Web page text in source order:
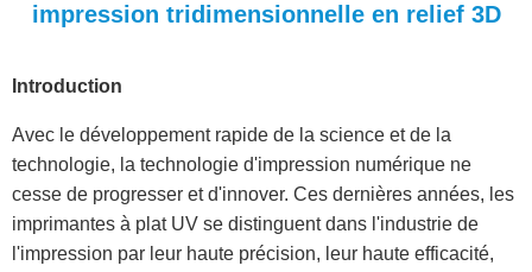
impression tridimensionnelle en relief 3D
Introduction
Avec le développement rapide de la science et de la
technologie, la technologie d'impression numérique ne
cesse de progresser et d'innover. Ces dernières années, les
imprimantes à plat UV se distinguent dans l'industrie de
l'impression par leur haute précision, leur haute efficacité,